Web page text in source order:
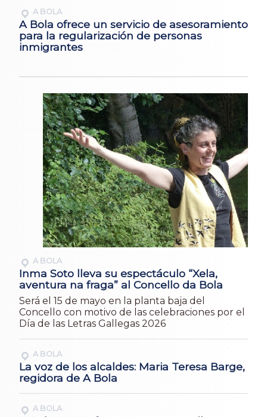
A BOLA
A Bola ofrece un servicio de asesoramiento
para la regularización de personas
inmigrantes
A BOLA
Inma Soto lleva su espectáculo “Xela,
aventura na fraga” al Concello da Bola
Será el 15 de mayo en la planta baja del
Concello con motivo de las celebraciones por el
Día de las Letras Gallegas 2026
A BOLA
La voz de los alcaldes: Maria Teresa Barge,
regidora de A Bola
A BOLA